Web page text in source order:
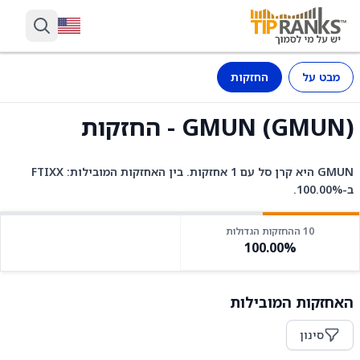
מבט על החזקות
GMUN (GMUN) - החזקות
GMUN היא קרן סל עם 1 אחזקות. בין האחזקות המובילות: FTIXX
ב-100.00%.
10 ההחזקות הגדולות
100.00%
האחזקות המובילות
סינון